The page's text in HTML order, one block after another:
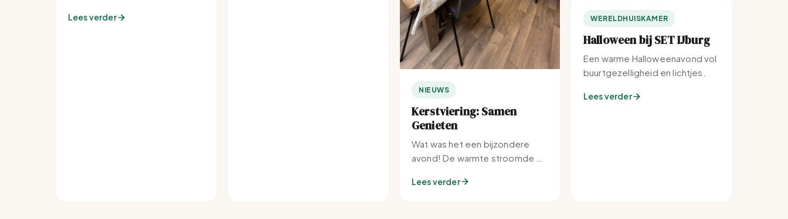
buurt.
Lees verder
NIEUWS
Kerstviering: Samen
Genieten
Wat was het een bijzondere
avond! De warmte stroomde bij
Lees verder
WERELDHUISKAMER
Halloween bij SET IJburg
Een warme Halloweenavond vol
buurtgezelligheid en lichtjes.
Lees verder